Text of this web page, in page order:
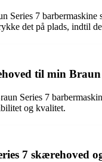
Series 7
det på plads, indtil
til min Braun
Series 7
og kvalitet.
7 skærehoved